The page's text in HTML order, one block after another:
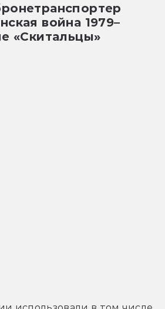
война 1979–
«Скитальцы»